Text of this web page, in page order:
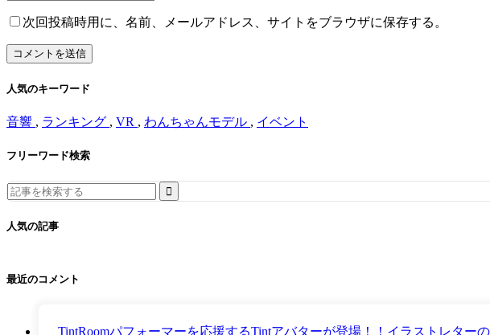
次回投稿時用に、名前、メールアドレス、サイトをブラウザに保存する。
人気のキーワード
音響 , ランキング , VR , わんちゃんモデル , イベント
フリーワード検索
Search
for:
人気の記事
最近のコメント
TintRoomパフォーマーを応援するTintアバターが登場！！イラストレター